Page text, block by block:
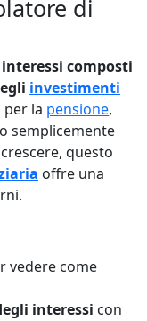
di
composti
investimenti
la pensione,
semplicemente
questo
offre una
vedere come
interessi con